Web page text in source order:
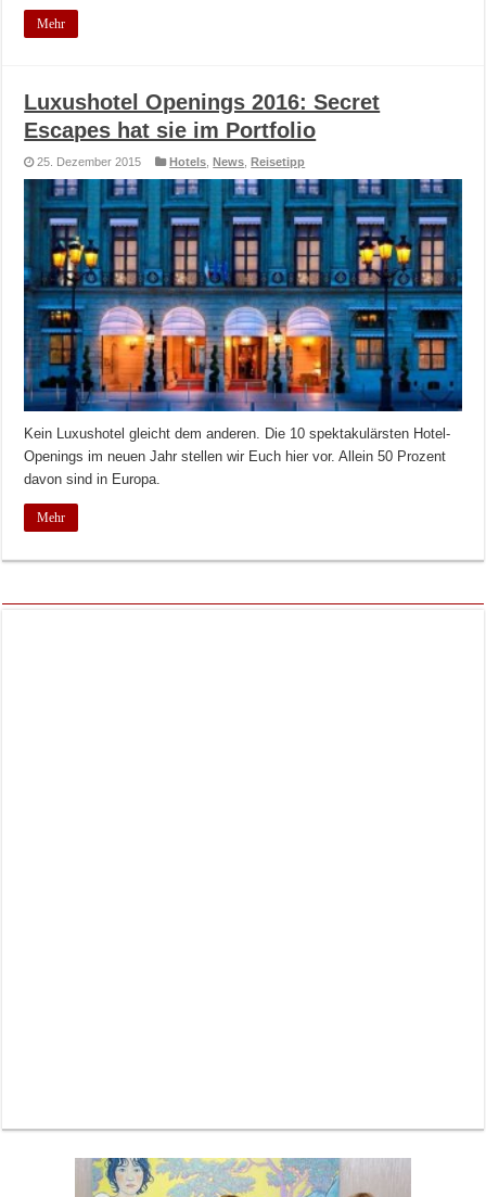
Mehr
Luxushotel Openings 2016: Secret
Escapes hat sie im Portfolio
25. Dezember 2015 Hotels ,News ,Reisetipp
Kein Luxushotel gleicht dem anderen. Die 10 spektakulärsten Hotel-
Openings im neuen Jahr stellen wir Euch hier vor. Allein 50 Prozent
davon sind in Europa.
Mehr